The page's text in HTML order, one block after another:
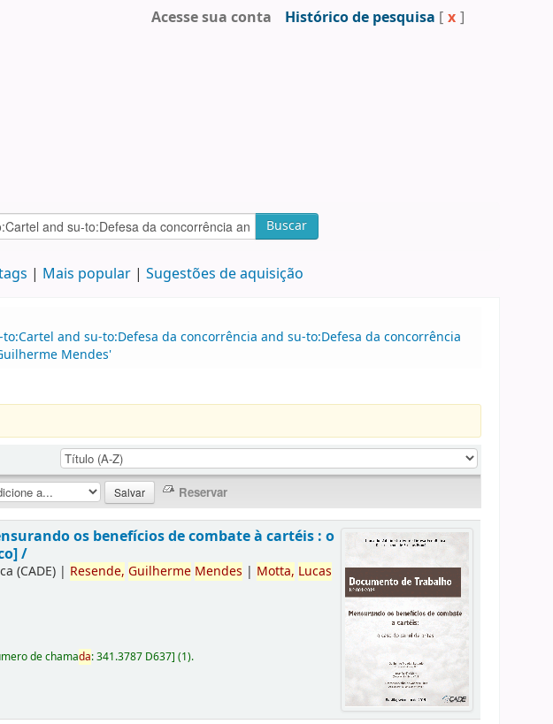
Acesse sua conta Histórico de pesquisa [ x ]
Buscar
Mais popular Sugestões de aquisição
and su-to:Defesa da concorrência and su-to:Defesa da concorrência
Mendes'
os benefícios de combate à cartéis : o
/
(CADE) | Resende, Guilherme Mendes | Motta, Lucas
de chamada:341.3787 D637](1).